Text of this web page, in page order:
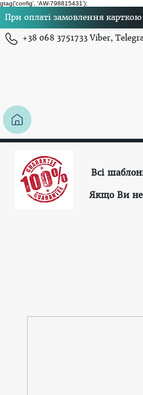
gtag('config', 'AW-798815431');
При оплаті замовлення
+38 068 3751733 Viber,
Всі
Якщо Ви не